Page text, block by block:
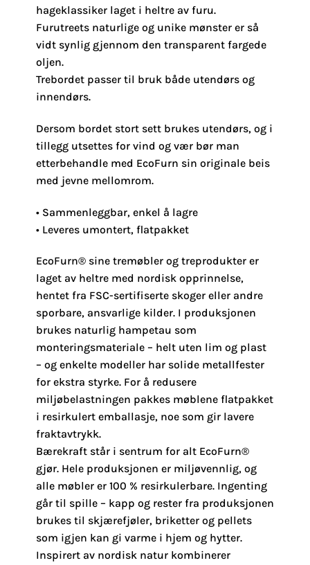
hageklassiker laget i heltre av furu.
Furutreets naturlige og unike mønster er så
vidt synlig gjennom den transparent fargede
oljen.
Trebordet passer til bruk både utendørs og
innendørs.
Dersom bordet stort sett brukes utendørs, og i
tillegg utsettes for vind og vær bør man
etterbehandle med EcoFurn sin originale beis
med jevne mellomrom.
• Sammenleggbar, enkel å lagre
• Leveres umontert, flatpakket
EcoFurn® sine tremøbler og treprodukter er
laget av heltre med nordisk opprinnelse,
hentet fra FSC-sertifiserte skoger eller andre
sporbare, ansvarlige kilder. I produksjonen
brukes naturlig hampetau som
monteringsmateriale – helt uten lim og plast
– og enkelte modeller har solide metallfester
for ekstra styrke. For å redusere
miljøbelastningen pakkes møblene flatpakket
i resirkulert emballasje, noe som gir lavere
fraktavtrykk.
Bærekraft står i sentrum for alt EcoFurn®
gjør. Hele produksjonen er miljøvennlig, og
alle møbler er 100 % resirkulerbare. Ingenting
går til spille – kapp og rester fra produksjonen
brukes til skjærefjøler, briketter og pellets
som igjen kan gi varme i hjem og hytter.
Inspirert av nordisk natur kombinerer